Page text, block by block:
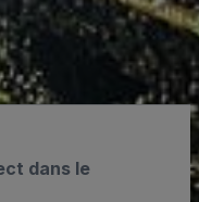
dans le